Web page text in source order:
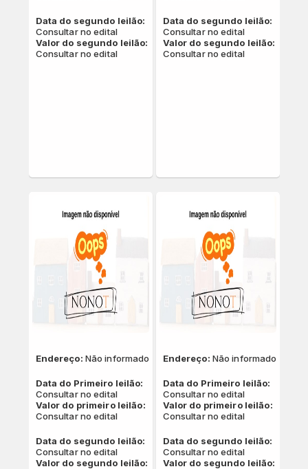
Data do segundo leilão:
Consultar no edital
Valor do segundo leilão:
Consultar no edital
Data do segundo leilão:
Consultar no edital
Valor do segundo leilão:
Consultar no edital
Endereço: Não informado
Data do Primeiro leilão:
Consultar no edital
Valor do primeiro leilão:
Consultar no edital
Data do segundo leilão:
Consultar no edital
Valor do segundo leilão:
Endereço: Não informado
Data do Primeiro leilão:
Consultar no edital
Valor do primeiro leilão:
Consultar no edital
Data do segundo leilão:
Consultar no edital
Valor do segundo leilão: